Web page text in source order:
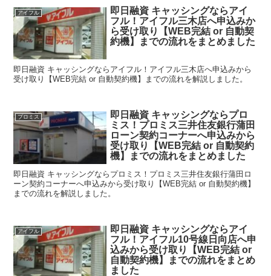
アイフル
即日融資 キャッシングならアイ
フル！アイフル三木店へ申込みか
ら受け取り【WEB完結 or 自動契
約機】までの流れをまとめました
即日融資 キャッシングならアイフル！アイフル三木店へ申込みから
受け取り【WEB完結 or 自動契約機】までの流れを解説しました。
プロミス
即日融資 キャッシングならプロ
ミス！プロミス三井住友銀行蒲田
ローン契約コーナーへ申込みから
受け取り【WEB完結 or 自動契約
機】までの流れをまとめました
即日融資 キャッシングならプロミス！プロミス三井住友銀行蒲田ロ
ーン契約コーナーへ申込みから受け取り【WEB完結 or 自動契約機】
までの流れを解説しました。
アイフル
即日融資 キャッシングならアイ
フル！アイフル10号線日向店へ申
込みから受け取り【WEB完結 or
自動契約機】までの流れをまとめ
ました